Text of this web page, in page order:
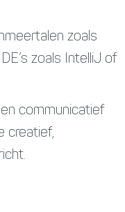
zoals
zoals IntelliJ of
communicatief
creatief,